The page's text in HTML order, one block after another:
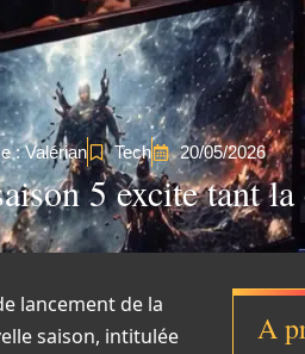
: Valérian Tech 20/05/2026
5 excite tant la
lancement de la
saison, intitulée
A